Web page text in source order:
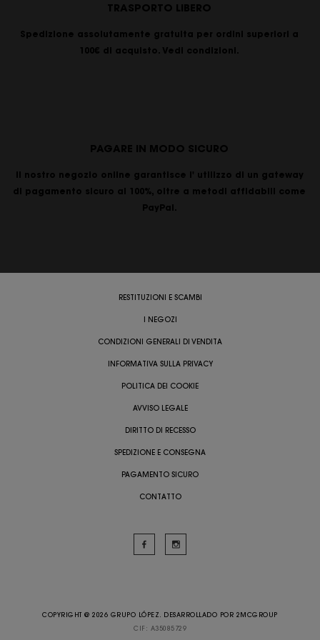
TRASPORTO LIBERO
Spedizione assolutamente gratuita per ordini superiori a
100€ di acquisto. Vedi condizioni.
PAGARE IN MODO SICURO
Il nostro negozio online garantisce l' utilizzo di un gateway
di pagamento sicuro al 100%, oltre a metodi affidabili come
PayPal.
RESTITUZIONI E SCAMBI
I NEGOZI
CONDIZIONI GENERALI DI VENDITA
INFORMATIVA SULLA PRIVACY
POLITICA DEI COOKIE
AVVISO LEGALE
DIRITTO DI RECESSO
SPEDIZIONE E CONSEGNA
PAGAMENTO SICURO
CONTATTO
COPYRIGHT @ 2026 GRUPO LÓPEZ. DESARROLLADO POR 2MCGROUP
CIF: A35085729